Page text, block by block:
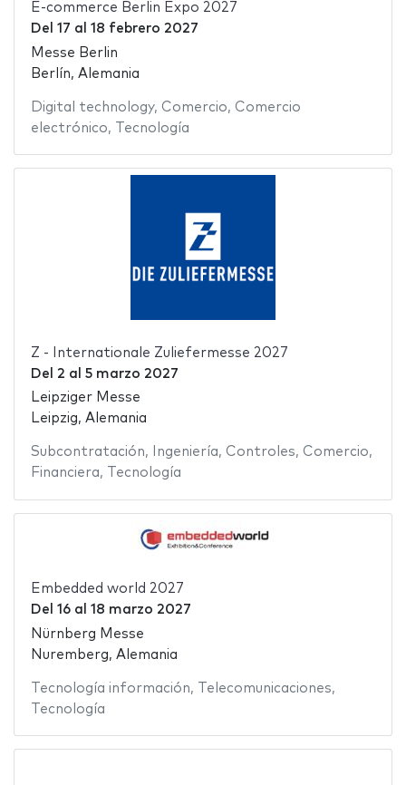
E-commerce Berlin Expo 2027
Del 17 al 18 febrero 2027
Messe Berlin
Berlín, Alemania
Digital technology, Comercio, Comercio
electrónico, Tecnología
Z - Internationale Zuliefermesse 2027
Del 2 al 5 marzo 2027
Leipziger Messe
Leipzig, Alemania
Subcontratación, Ingeniería, Controles, Comercio,
Financiera, Tecnología
Embedded world 2027
Del 16al 18 marzo 2027
Nürnberg Messe
Nuremberg, Alemania
Tecnología información, Telecomunicaciones,
Tecnología